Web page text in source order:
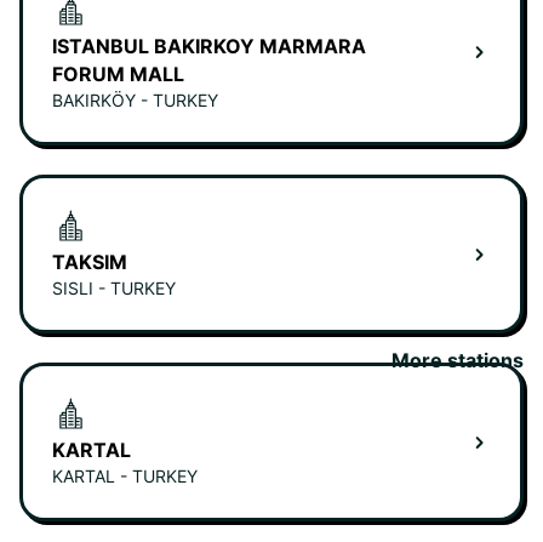
ISTANBUL BAKIRKOY MARMARA
FORUM MALL
BAKIRKÖY - TURKEY
TAKSIM
SISLI - TURKEY
KARTAL
KARTAL - TURKEY
More stations